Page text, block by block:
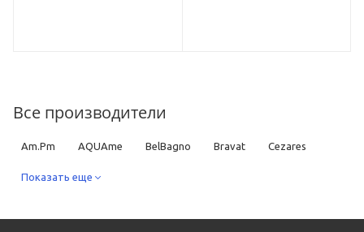
Все производители
Am.Pm AQUAme BelBagno Bravat Cezares
DQ Fixsen
Показать еще